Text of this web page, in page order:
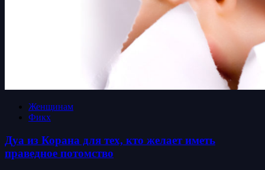
Женщинам
Фикх
Дуа из Корана для тех, кто желает иметь
праведное потомство